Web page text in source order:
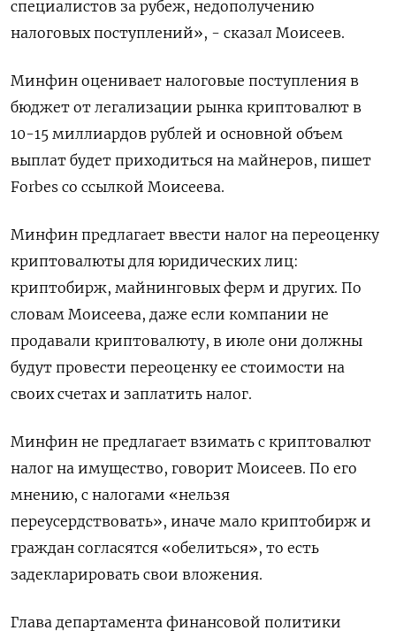
специалистов за рубеж, недополучению
налоговых поступлений», - сказал Моисеев.
Минфин оценивает налоговые поступления в
бюджет от легализации рынка криптовалют в
10-15 миллиардов рублей и основной объем
выплат будет приходиться на майнеров, пишет
Forbes со ссылкой Моисеева.
Минфин предлагает ввести налог на переоценку
криптовалюты для юридических лиц:
криптобирж, майнинговых ферм и других. По
словам Моисеева, даже если компании не
продавали криптовалюту, в июле они должны
будут провести переоценку ее стоимости на
своих счетах и заплатить налог.
Минфин не предлагает взимать с криптовалют
налог на имущество, говорит Моисеев. По его
мнению, с налогами «нельзя
переусердствовать», иначе мало криптобирж и
граждан согласятся «обелиться», то есть
задекларировать свои вложения.
Глава департамента финансовой политики